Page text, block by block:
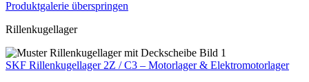
Produktgalerie überspringen
Rillenkugellager
SKF Rillenkugellager 2Z / C3 – Motorlager & Elektromotorlager